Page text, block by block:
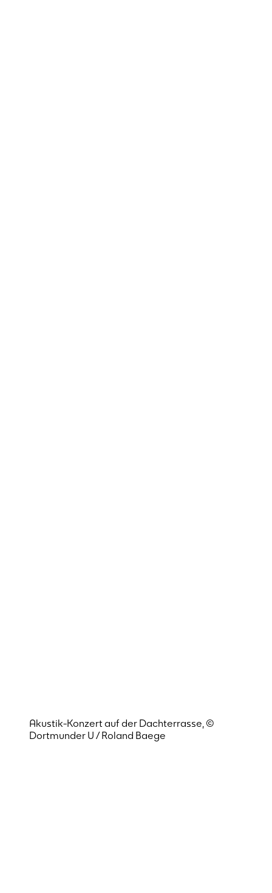
Akustik-Konzert auf der Dachterrasse, ©
Dortmunder U / Roland Baege